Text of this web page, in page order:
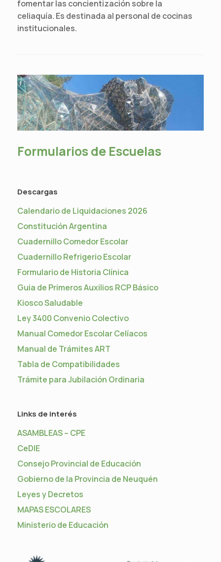
fomentar las concientización sobre la
celiaquía. Es destinada al personal de cocinas
institucionales.
Formularios de Escuelas
Descargas
Calendario de Liquidaciones 2026
Constitución Argentina
Cuadernillo Comedor Escolar
Cuadernillo Refrigerio Escolar
Formulario de Historia Clínica
Guia de Primeros Auxilios RCP Básico
Kiosco Saludable
Ley 3400 Convenio Colectivo
Manual Comedor Escolar Celíacos
Manual de Trámites ART
Tabla de Compatibilidades
Trámite para Jubilación Ordinaria
Links de interés
ASAMBLEAS – CPE
CeDIE
Consejo Provincial de Educación
Gobierno de la Provincia de Neuquén
Leyes y Decretos
MAPAS ESCOLARES
Ministerio de Educación